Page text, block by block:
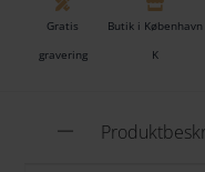
Tilføj til ønskeliste
Gratis
gravering
Butik i København
K